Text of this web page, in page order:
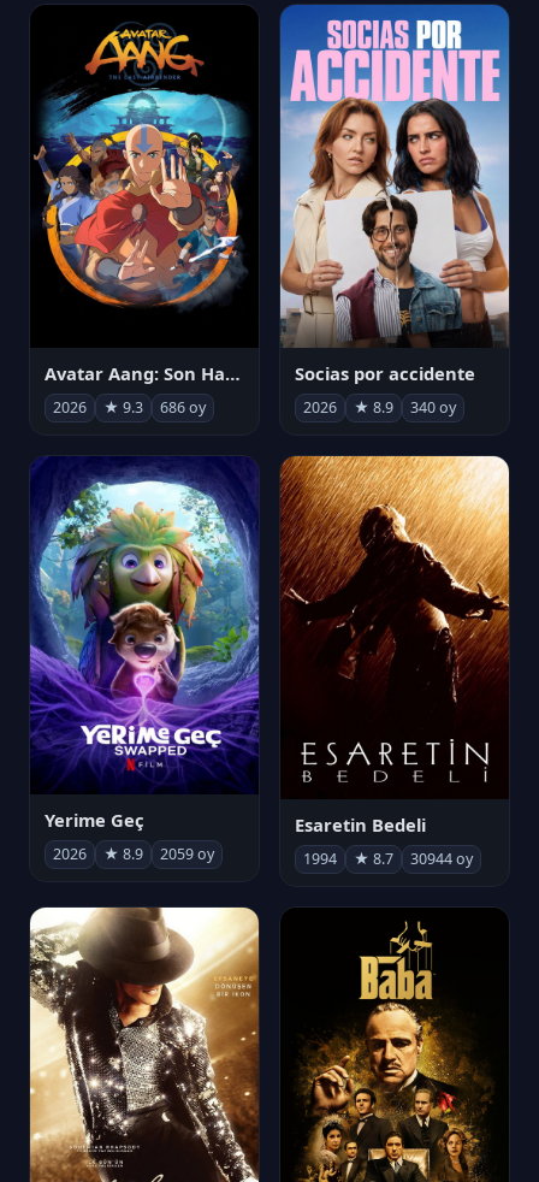
Avatar Aang: Son Havabükücü
2026 ★ 9.3 686 oy
Socias por accidente
2026 ★ 8.9 340 oy
Yerime Geç
2026 ★ 8.9 2059 oy
Esaretin Bedeli
1994 ★ 8.7 30944 oy